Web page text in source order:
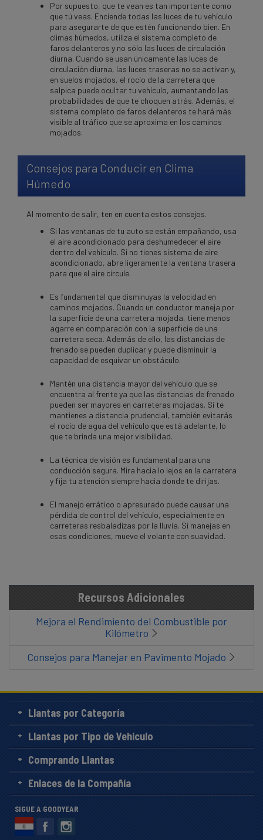
Por supuesto, que te vean es tan importante como
que tú veas. Enciende todas las luces de tu vehículo
para asegurarte de que estén funcionando bien. En
climas húmedos, utiliza el sistema completo de
faros delanteros y no sólo las luces de circulación
diurna. Cuando se usan únicamente las luces de
circulación diurna, las luces traseras no se activan y,
en suelos mojados, el rocío de la carretera que
salpica puede ocultar tu vehículo, aumentando las
probabilidades de que te choquen atrás. Además, el
sistema completo de faros delanteros te hará más
visible al tráfico que se aproxima en los caminos
mojados.
Consejos para Conducir en Clima
Húmedo
Al momento de salir, ten en cuenta estos consejos.
Si las ventanas de tu auto se están empañando, usa
el aire acondicionado para deshumedecer el aire
dentro del vehículo. Si no tienes sistema de aire
acondicionado, abre ligeramente la ventana trasera
para que el aire circule.
Es fundamental que disminuyas la velocidad en
caminos mojados. Cuando un conductor maneja por
la superficie de una carretera mojada, tiene menos
agarre en comparación con la superficie de una
carretera seca. Además de ello, las distancias de
frenado se pueden duplicar y puede disminuir la
capacidad de esquivar un obstáculo.
Mantén una distancia mayor del vehículo que se
encuentra al frente ya que las distancias de frenado
pueden ser mayores en carreteras mojadas. Si te
mantienes a distancia prudencial, también evitarás
el rocío de agua del vehículo que está adelante, lo
que te brinda una mejor visibilidad.
La técnica de visión es fundamental para una
conducción segura. Mira hacia lo lejos en la carretera
y fija tu atención siempre hacia donde te dirijas.
El manejo errático o apresurado puede causar una
pérdida de control del vehículo, especialmente en
carreteras resbaladizas por la lluvia. Si manejas en
esas condiciones, mueve el volante con suavidad.
Recursos Adicionales
Mejora el Rendimiento del Combustible por
Kilómetro
Consejos para Manejar en Pavimento Mojado
Llantas por Categoría
Llantas por Tipo de Vehículo
Comprando Llantas
Enlaces de la Compañía
SIGUE A GOODYEAR